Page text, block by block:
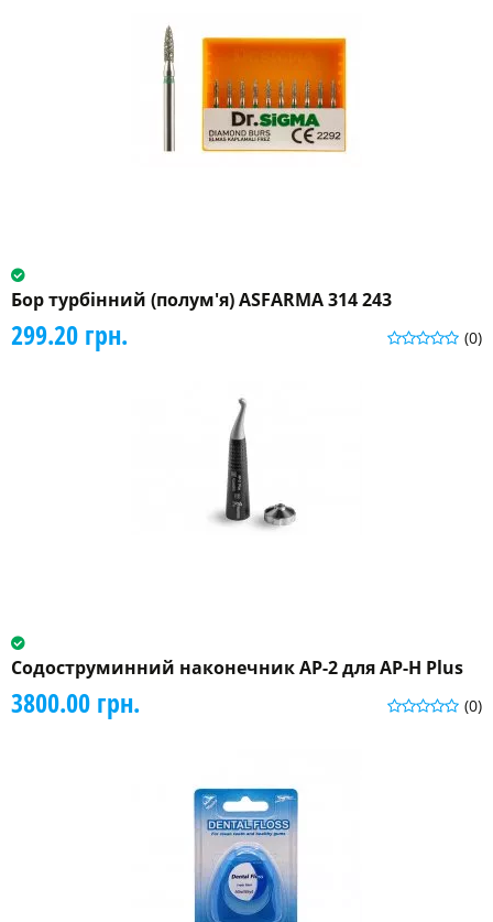
Бор турбінний (полум'я) ASFARMA 314 243
(0)
299.20 грн.
Содоструминний наконечник AP-2 для AP-H Plus
(0)
3800.00 грн.